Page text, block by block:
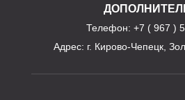
Телефон: +7 ( 967 )
Адрес: г. Кирово-Чепецк,